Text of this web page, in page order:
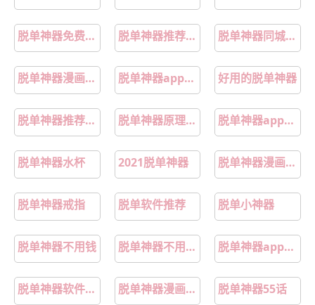
脱单神器免费聊天 脱单神器推荐轻奢高级感 脱单神器同城交友app
脱单神器漫画完结免费 脱单神器app免费 好用的脱单神器
脱单神器推荐正版 脱单神器原理揭秘 脱单神器app漫画
脱单神器水杯 2021脱单神器 脱单神器漫画免费阅读
脱单神器戒指 脱单软件推荐 脱单小神器
脱单神器不用钱 脱单神器不用交费的 脱单神器app大全
脱单神器软件推荐 脱单神器漫画免费全集下拉式 脱单神器55话